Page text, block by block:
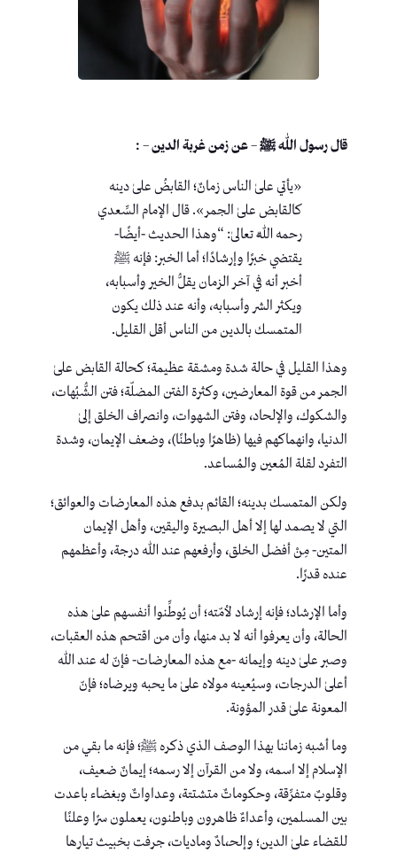
قال رسول اللّٰه ﷺ – عن زمن غربة الدين – :
«يأتي علىٰ الناس زمانٌ؛ القابضُ علىٰ دينه
كالقابض علىٰ الجمر». قال الإمام السِّعدي
رحمه اللّٰه تعالىٰ: “وهذا الحديث -أيضًا-
يقتضي خبرًا وإرشادًا؛ أما الخبر: فإنه ﷺ
أخبر أنه في آخر الزمان يقلُّ الخير وأسبابه،
ويكثر الشر وأسبابه، وأنه عند ذلك يكون
المتمسك بالدين من الناس أقل القليل.
وهذا القليل في حالة شدة ومشقة عظيمة؛ كحالة القابض علىٰ
الجمر من قوة المعارضين، وكثرة الفتن المضلّة؛ فتن الشُّبُهات،
والشكوك، والإلحاد، وفتن الشهوات، وانصراف الخلق إلىٰ
الدنيا، وانهماكهم فيها (ظاهرًا وباطنًا)، وضعف الإيمان، وشدة
التفرد لقلة المُعين والمُساعد.
ولكن المتمسك بدينه؛ القائم بدفع هذه المعارضات والعوائق؛
التي لا يصمد لها إلا أهل البصيرة واليقين، وأهل الإيمان
المتين- مِنْ أفضل الخلق، وأرفعهم عند الله درجة، وأعظمهم
عنده قدرًا.
وأما الإرشاد؛ فإنه إرشاد لأمّته؛ أن يُوطِّنوا أنفسهم علىٰ هذه
الحالة، وأن يعرفوا أنه لا بد منها، وأن من اقتحم هذه العقبات،
وصبر علىٰ دينه وإيمانه -مع هذه المعارضات- فإنّ له عند الله
أعلىٰ الدرجات، وسيُعينه مولاه علىٰ ما يحبه ويرضاه؛ فإنّ
المعونة علىٰ قدر المؤونة.
وما أشبه زماننا بهذا الوصف الذي ذكره ﷺ؛ فإنه ما بقي من
الإسلام إلا اسمه، ولا من القرآن إلا رسمه؛ إيمانٌ ضعيف،
وقلوبٌ متفرِّقة، وحكوماتٌ متشتتة، وعداواتٌ وبغضاء باعدت
بين المسلمين، وأعداءٌ ظاهرون وباطنون، يعملون سرًا وعلنًا
للقضاء علىٰ الدين؛ وإلحـ،ـادٌ وماديات، جرفت بخبيث تيارها